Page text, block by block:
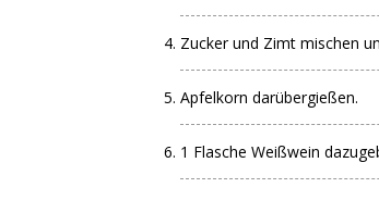
Zucker und Zimt mischen
Apfelkorn darübergießen.
1 Flasche Weißwein